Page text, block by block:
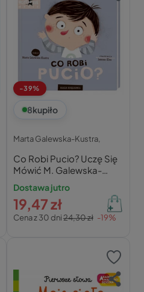
-39%
8kupiło
Marta Galewska-Kustra,
Co Robi Pucio? Uczę Się
Mówić M. Galewska-
Kustra 0+ Nasza
Księgarnia
Dostawa jutro
Cena z 30 dni24,30 zł -19%
19,47 zł